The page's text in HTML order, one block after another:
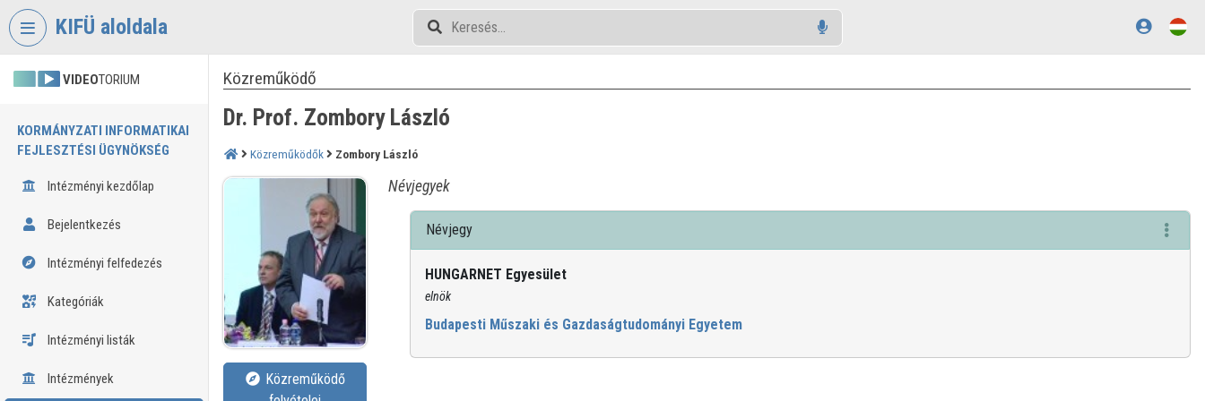
Fejléc kihagyása
KIFÜ aloldala
VIDEOTORIUM
KORMÁNYZATI INFORMATIKAI
FEJLESZTÉSI ÜGYNÖKSÉG
Intézményi kezdőlap
Bejelentkezés
Intézményi felfedezés
Kategóriák
Intézményi listák
Intézmények
Közreműködő
Dr. Prof. Zombory László
Közreműködők Zombory László
Névjegyek
Névjegy
HUNGARNET Egyesület
elnök
Budapesti Műszaki és Gazdaságtudományi Egyetem